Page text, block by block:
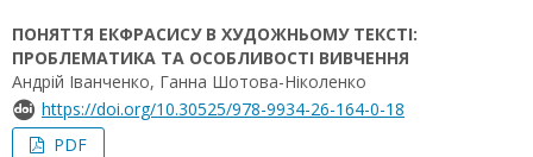
ПОНЯТТЯ ЕКФРАСИСУ В ХУДОЖНЬОМУ ТЕКСТІ:
ПРОБЛЕМАТИКА ТА ОСОБЛИВОСТІ ВИВЧЕННЯ
Андрій Іванченко, Ганна Шотова-Ніколенко
https://doi.org/10.30525/978-9934-26-164-0-18
PDF